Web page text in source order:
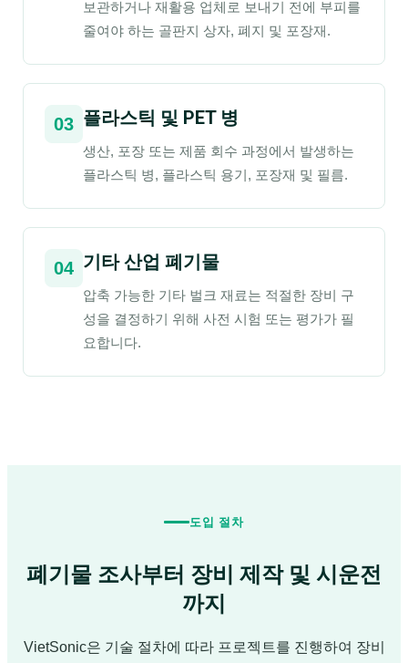
보관하거나 재활용 업체로 보내기 전에 부피를
줄여야 하는 골판지 상자, 폐지 및 포장재.
03 플라스틱 및 PET 병
생산, 포장 또는 제품 회수 과정에서 발생하는
플라스틱 병, 플라스틱 용기, 포장재 및 필름.
04 기타 산업 폐기물
압축 가능한 기타 벌크 재료는 적절한 장비 구
성을 결정하기 위해 사전 시험 또는 평가가 필
요합니다.
도입 절차
폐기물 조사부터 장비 제작 및 시운전
까지
VietSonic은 기술 절차에 따라 프로젝트를 진행하여 장비